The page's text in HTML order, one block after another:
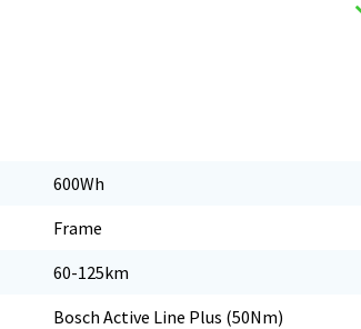
600Wh
Frame
60-125km
Bosch Active Line Plus (50Nm)